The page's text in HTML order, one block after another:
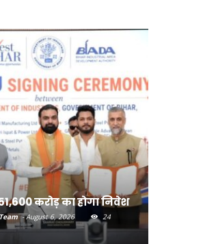
करोड़ का होगा निवेश
- August 6, 2026
24